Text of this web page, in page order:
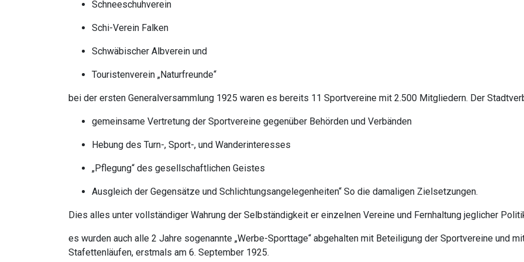
Schneeschuhverein
Schi-Verein Falken
Schwäbischer Albverein und
Touristenverein „Naturfreunde“
bei der ersten Generalversammlung 1925 waren es bereits 11 Sportvereine mit 2.500 Mitgliedern. Der
gemeinsame Vertretung der Sportvereine gegenüber Behörden und Verbänden
Hebung des Turn-, Sport-, und Wanderinteresses
„Pflegung“ des gesellschaftlichen Geistes
Ausgleich der Gegensätze und Schlichtungsangelegenheiten“ So die damaligen Zielsetzungen.
Dies alles unter vollständiger Wahrung der Selbständigkeit er einzelnen Vereine und Fernhaltung jeglicher
es wurden auch alle 2 Jahre sogenannte „Werbe-Sporttage“ abgehalten mit Beteiligung der Sportvereine und
Stafettenläufen, erstmals am 6. September 1925.